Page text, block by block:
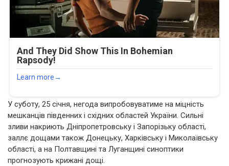
У суботу, 25 січня, негода випробовуватиме на міцність
мешканців південних і східних областей України. Сильні
зливи накриють Дніпропетровську і Запорізьку області,
заллє дощами також Донецьку, Харківську і Миколаївську
області, а на Полтавщині та Луганщині синоптики
прогнозують крижані дощі.